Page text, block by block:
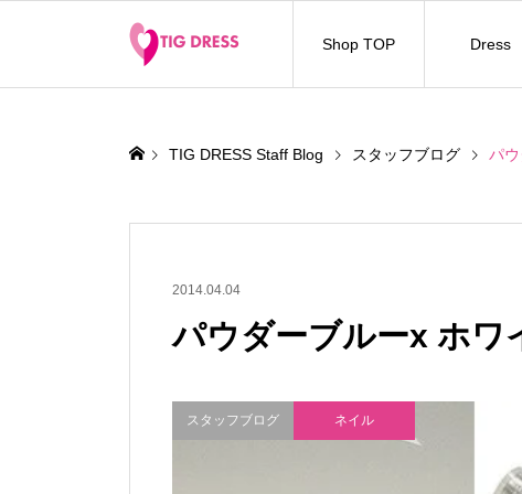
Shop TOP Dress
TIG DRESS Staff Blog スタッフブログ パ
2014.04.04
パウダーブルーx ホワ
スタッフブログ ネイル